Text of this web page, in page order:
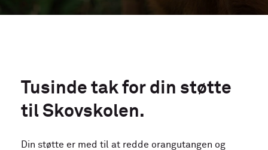
Tusinde tak for din støtte
til Skovskolen.
Din støtte er med til at redde orangutangen og